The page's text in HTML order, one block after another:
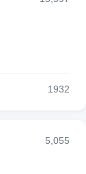
1932
5,055